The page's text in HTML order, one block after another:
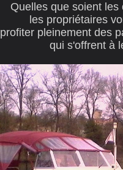
Quelles que soient les
les propriétaires
profiter pleinement des
qui s'offrent à